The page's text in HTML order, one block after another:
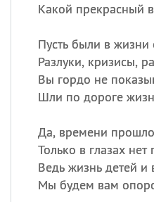
Какой прекрасный
Пусть были в
Разлуки, кризисы,
Вы гордо не
Шли по дороге
Да, времени
Только в глазах нет
Ведь жизнь детей и
Мы будем вам